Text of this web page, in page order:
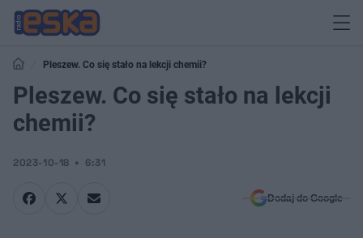
Pleszew. Co się stało na lekcji chemii?
Pleszew. Co się stało na lekcji
chemii?
2023-10-18 6:31
Dodaj do Google